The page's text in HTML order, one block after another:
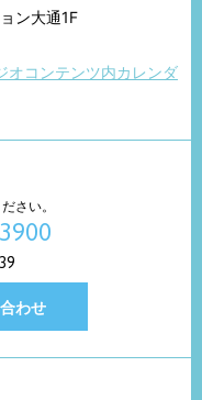
ン大通1F
オコンテンツ内カレンダ
さい。
わせ